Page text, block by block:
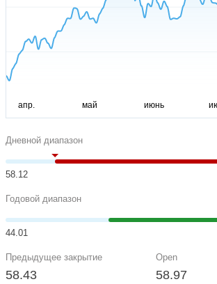
Дневной диапазон
58.12
Годовой диапазон
44.01
Предыдущее закрытие
58.43
Open
58.97